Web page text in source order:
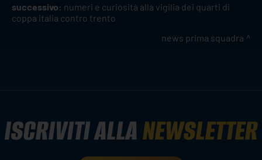
successivo: numeri e curiosità alla vigilia dei quarti di
coppa italia contro trento
news prima squadra
ISCRIVITI ALLANEWSLETTER